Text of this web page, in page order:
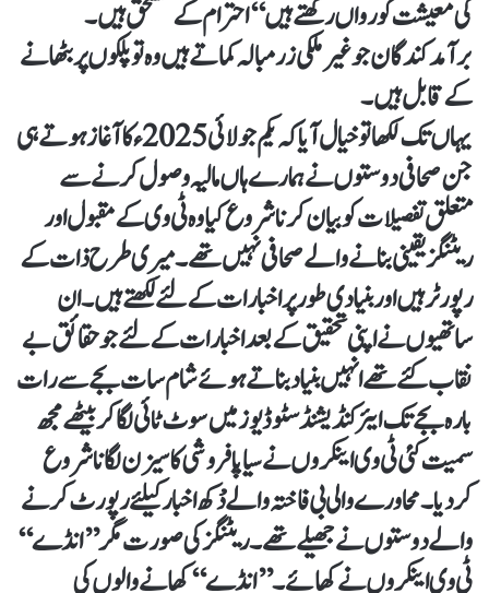
کی معیشت کو رواں رکھتے ہیں‘‘ احترام کے مستحق ہیں۔
برآمدکندگان جو غیر ملکی زرمبالہ کماتے ہیں وہ توپلکوں پر بٹھانے
کے قابل ہیں۔
یہاں تک لکھا تو خیال آیا کہ یکم جولائی 2025ء کا آغاز ہوتے ہی
جن صحافی دوستوں نے ہمارے ہاں مالیہ وصول کرنے سے
متعلق تفصیلات کو بیان کرنا شر وع کیا وہ ٹی وی کے مقبول اور
ریٹنگز یقینی بنانے والے صحافی نہیں تھے۔ میری طرح ذات کے
رپورٹر ہیں اور بنیادی طورپر اخبارات کے لئے لکھتے ہیں۔ان
ساتھیوں نے اپنی تحقیق کے بعد اخبارات کے لئے جو حقائق بے
نقاب کئے تھے انہیں بنیاد بناتے ہوئے شام سات بجے سے رات
بارہ بجے تک ایئرکنڈیشنڈ سٹوڈیوز میں سوٹ ٹائی لگاکر بیٹھے مجھ
سمیت کئی ٹی وی اینکروں نے سیاپا فروشی کا سیزن لگانا شروع
کردیا۔ محاورے والی بی فاختہ والے دْکھ اخبار کیلئے رپورٹ کرنے
والے دوستوں نے جھیلے تھے۔ ریٹنگز کی صورت مگر ’’انڈے‘‘
ٹی وی اینکروں نے کھائے۔ ’’انڈے‘‘ کھانے والوں کی